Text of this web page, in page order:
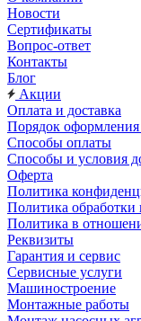
Новости
Сертификаты
Вопрос-ответ
Контакты
Блог
Акции
Оплата и доставка
Порядок оформления
Способы оплаты
Способы и условия
Оферта
Политика
Политика
Политика в
Реквизиты
Гарантия и сервис
Сервисные услуги
Машиностроение
Монтажные работы